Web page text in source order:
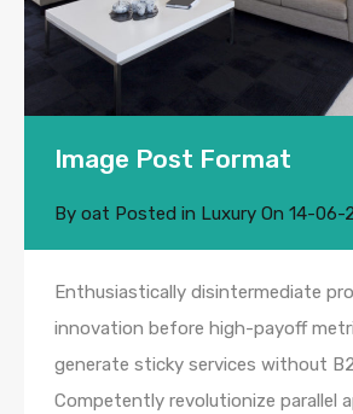
Image Post Format
By oat Posted in Luxury On 14-06-
Enthusiastically disintermediate
innovation before high-payoff
generate sticky services without
Competently revolutionize parallel